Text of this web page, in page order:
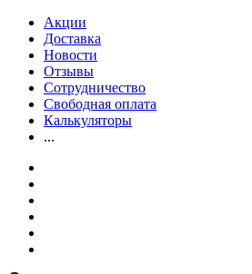
Акции
Доставка
Новости
Отзывы
Сотрудничество
Свободная оплата
Калькуляторы
...